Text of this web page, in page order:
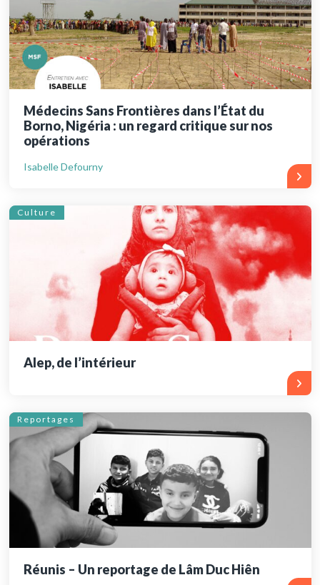
Médecins Sans Frontières dans l’État du
Borno, Nigéria : un regard critique sur nos
opérations
Isabelle Defourny
Culture
Alep, de l’intérieur
Reportages
Réunis – Un reportage de Lâm Duc Hiên